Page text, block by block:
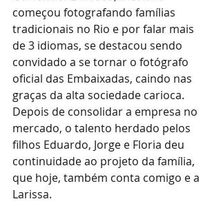
começou fotografando famílias
tradicionais no Rio e por falar mais
de 3 idiomas, se destacou sendo
convidado a se tornar o fotógrafo
oficial das Embaixadas, caindo nas
graças da alta sociedade carioca.
Depois de consolidar a empresa no
mercado, o talento herdado pelos
filhos Eduardo, Jorge e Floria deu
continuidade ao projeto da família,
que hoje, também conta comigo e a
Larissa.